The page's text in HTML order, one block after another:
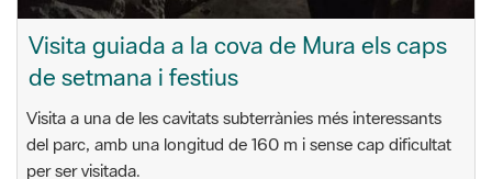
Visita guiada a la cova de Mura els caps
de setmana i festius
Visita a una de les cavitats subterrànies més interessants
del parc, amb una longitud de 160 m i sense cap dificultat
per ser visitada.